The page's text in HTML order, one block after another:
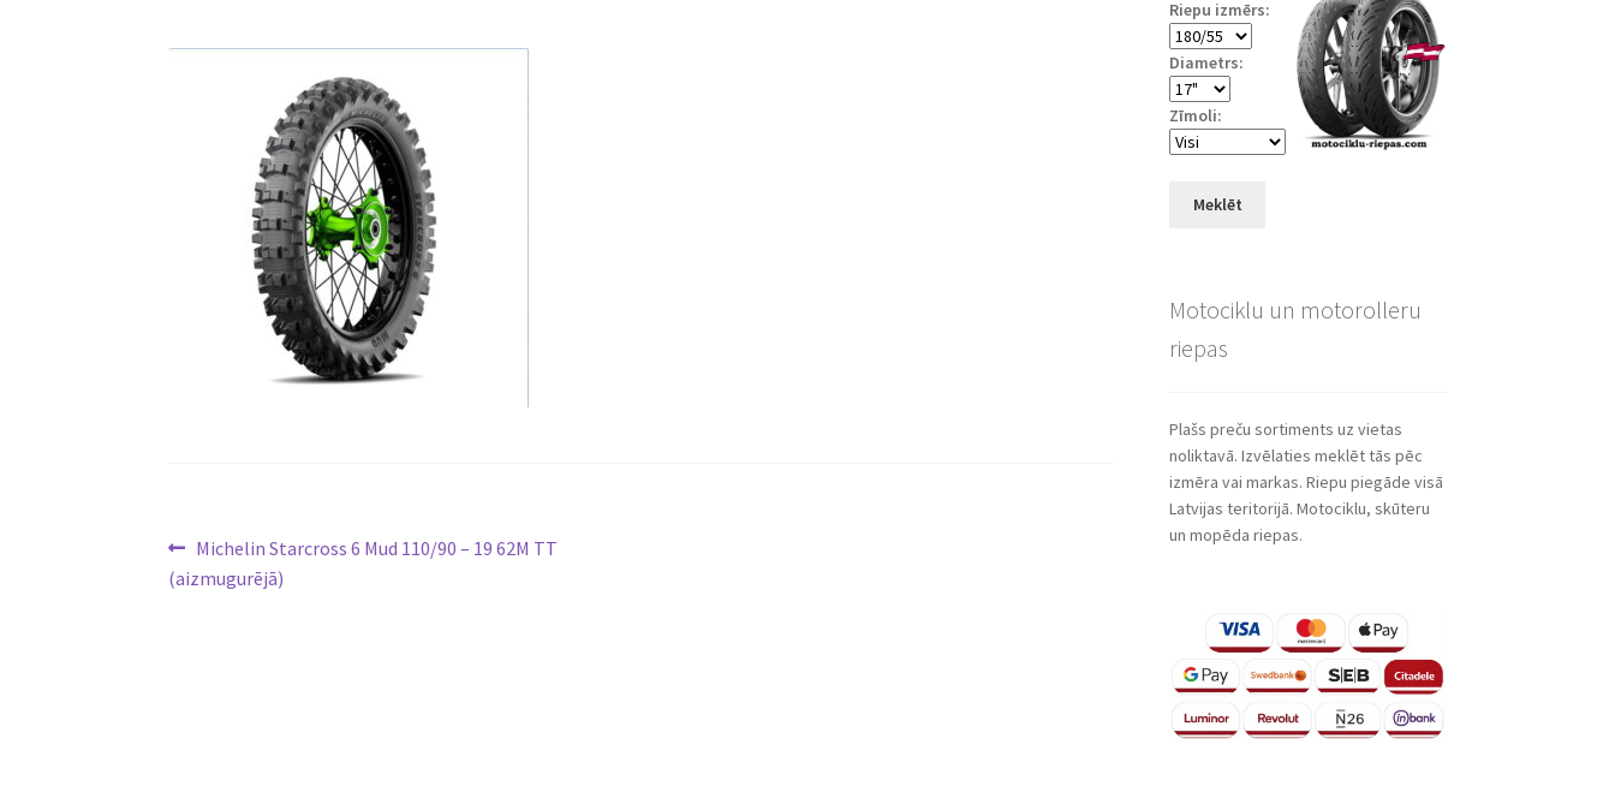
Ziņu
izvēlne
Previous
post:
Michelin Starcross 6 Mud 110/90 – 19 62M TT
(aizmugurējā)
Riepu izmērs:
Diametrs:
Zīmoli:
Meklēt
Motociklu un motorolleru
riepas
Plašs preču sortiments uz vietas
noliktavā. Izvēlaties meklēt tās pēc
izmēra vai markas. Riepu piegāde visā
Latvijas teritorijā. Motociklu, skūteru
un mopēda riepas.